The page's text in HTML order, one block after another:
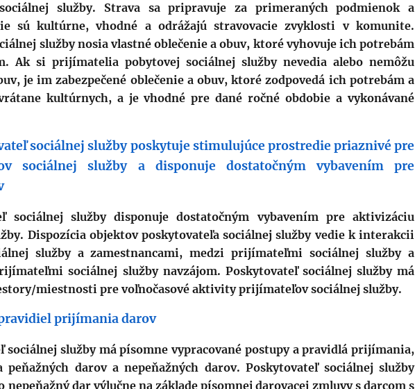
služby. Strava sa pripravuje za primeraných podmienok a
sú kultúrne, vhodné a odrážajú stravovacie zvyklosti v komunite.
služby nosia vlastné oblečenie a obuv, ktoré vyhovuje ich potrebám
Ak si prijímatelia pobytovej sociálnej služby nevedia alebo nemôžu
je im zabezpečené oblečenie a obuv, ktoré zodpovedá ich potrebám a
kultúrnych, a je vhodné pre dané ročné obdobie a vykonávané
sociálnej služby poskytuje stimulujúce prostredie priaznivé pre
sociálnej služby a disponuje dostatočným vybavením pre
sociálnej služby disponuje dostatočným vybavením pre aktivizáciu
Dispozícia objektov poskytovateľa sociálnej služby vedie k interakcii
služby a zamestnancami, medzi prijímateľmi sociálnej služby a
sociálnej služby navzájom. Poskytovateľ sociálnej služby má
miestnosti pre voľnočasové aktivity prijímateľov sociálnej služby.
prijímania darov
sociálnej služby má písomne vypracované postupy a pravidlá prijímania,
darov a nepeňažných darov. Poskytovateľ sociálnej služby
dar výlučne na základe písomnej darovacej zmluvy s darcom s